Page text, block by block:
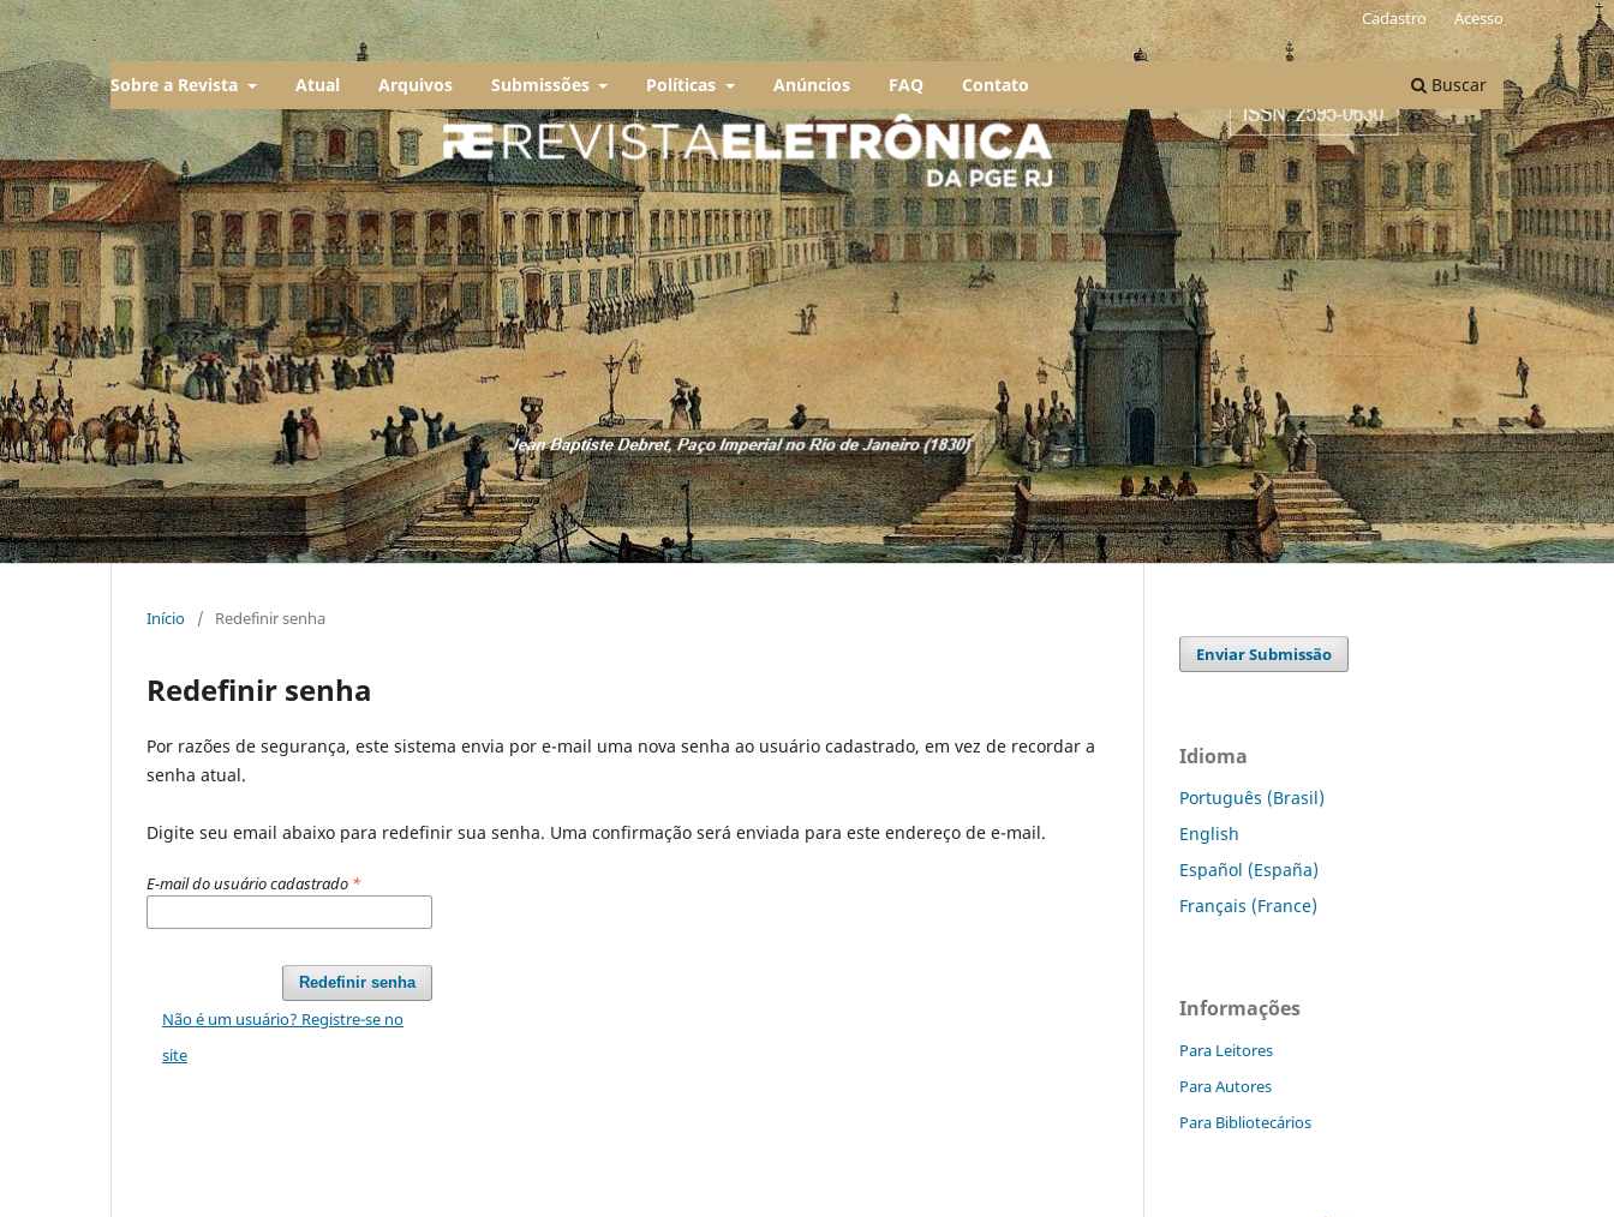
Sobre a Revista Atual Arquivos Submissões Políticas Anúncios FAQ Contato Buscar
Cadastro Acesso
Início / Redefinir senha
Redefinir senha
Por razões de segurança, este sistema envia por e-mail uma nova senha ao usuário cadastrado, em vez de recordar a
senha atual.
Digite seu email abaixo para redefinir sua senha. Uma confirmação será enviada para este endereço de e-mail.
E-mail do usuário cadastrado *
Redefinir senha
Não é um usuário? Registre-se no
site
Enviar Submissão
Idioma
Português (Brasil)
English
Español (España)
Français (France)
Informações
Para Leitores
Para Autores
Para Bibliotecários